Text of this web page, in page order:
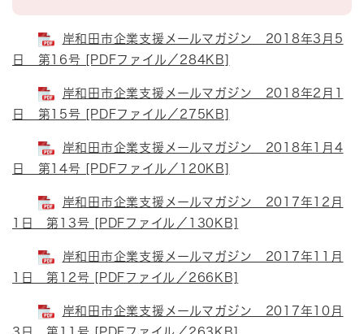
岸和田市企業支援メールマガジン 2018年3月5
日 第16号 [PDFファイル／284KB]
岸和田市企業支援メールマガジン 2018年2月1
日 第15号 [PDFファイル／275KB]
岸和田市企業支援メールマガジン 2018年1月4
日 第14号 [PDFファイル／120KB]
岸和田市企業支援メールマガジン 2017年12月
1日 第13号 [PDFファイル／130KB]
岸和田市企業支援メールマガジン 2017年11月
1日 第12号 [PDFファイル／266KB]
岸和田市企業支援メールマガジン 2017年10月